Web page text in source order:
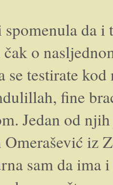
da
čak o
se testirate
fine
Jedan od
iz
sam da ima